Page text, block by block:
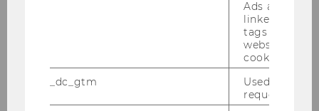
Ads accounts
linked, the
tags on the
website read
cookie.
_dc_gtm
Used to
request rate.